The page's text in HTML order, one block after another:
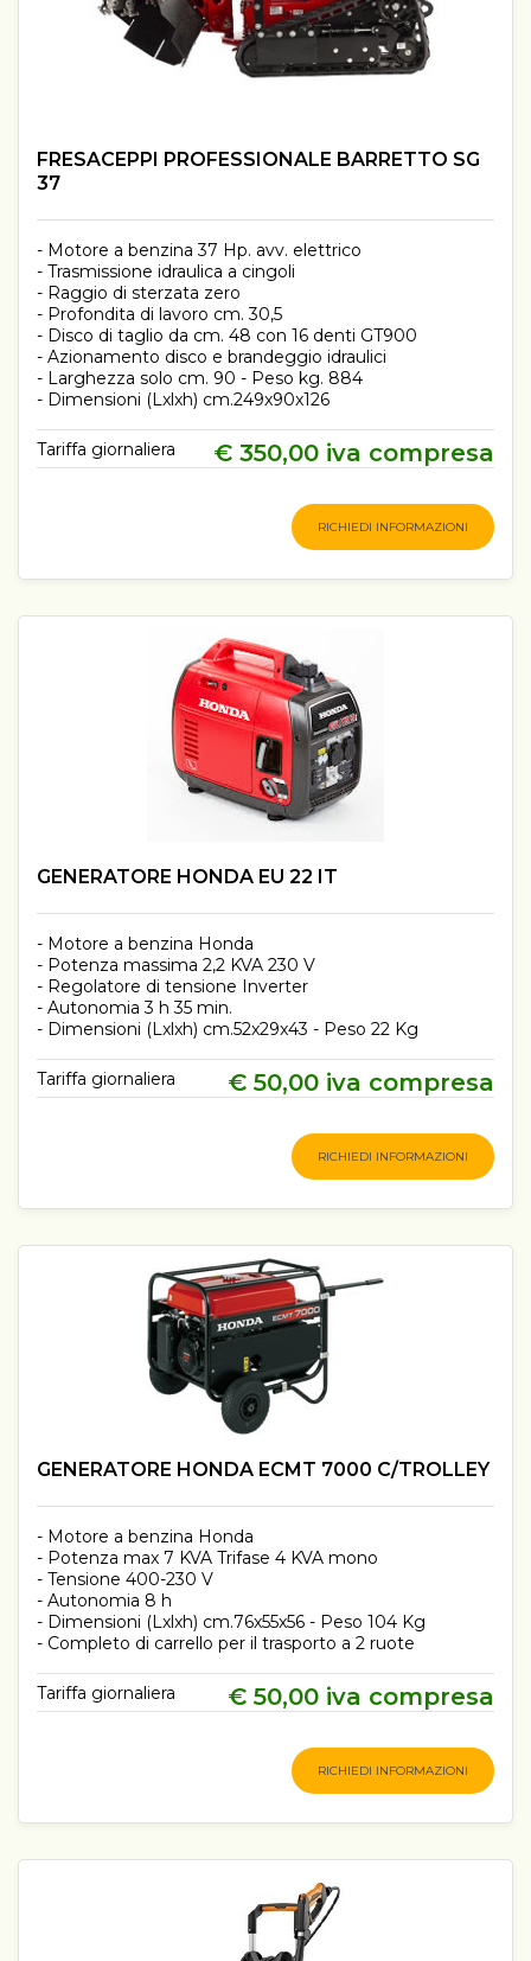
FRESACEPPI PROFESSIONALE BARRETTO SG
37
- Motore a benzina 37 Hp. avv. elettrico
- Trasmissione idraulica a cingoli
- Raggio di sterzata zero
- Profondita di lavoro cm. 30,5
- Disco di taglio da cm. 48 con 16 denti GT900
- Azionamento disco e brandeggio idraulici
- Larghezza solo cm. 90 - Peso kg. 884
- Dimensioni (Lxlxh) cm.249x90x126
Tariffa giornaliera € 350,00 iva compresa
RICHIEDI INFORMAZIONI
GENERATORE HONDA EU 22 IT
- Motore a benzina Honda
- Potenza massima 2,2 KVA 230 V
- Regolatore di tensione Inverter
- Autonomia 3 h 35 min.
- Dimensioni (Lxlxh) cm.52x29x43 - Peso 22 Kg
Tariffa giornaliera € 50,00 iva compresa
RICHIEDI INFORMAZIONI
GENERATORE HONDA ECMT 7000 C/TROLLEY
- Motore a benzina Honda
- Potenza max 7 KVA Trifase 4 KVA mono
- Tensione 400-230 V
- Autonomia 8 h
- Dimensioni (Lxlxh) cm.76x55x56 - Peso 104 Kg
- Completo di carrello per il trasporto a 2 ruote
Tariffa giornaliera € 50,00 iva compresa
RICHIEDI INFORMAZIONI